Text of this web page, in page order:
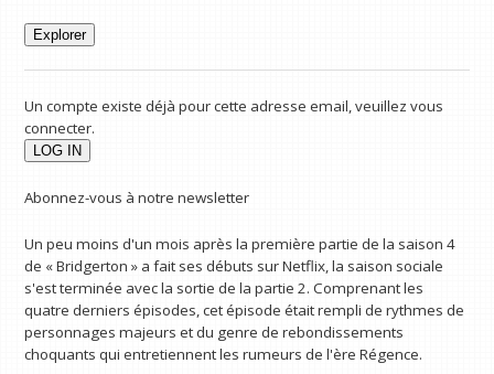
Explorer
Un compte existe déjà pour cette adresse email, veuillez vous
connecter.
Abonnez-vous à notre newsletter
Un peu moins d'un mois après la première partie de la saison 4
de « Bridgerton » a fait ses débuts sur Netflix, la saison sociale
s'est terminée avec la sortie de la partie 2. Comprenant les
quatre derniers épisodes, cet épisode était rempli de rythmes de
personnages majeurs et du genre de rebondissements
choquants qui entretiennent les rumeurs de l'ère Régence.